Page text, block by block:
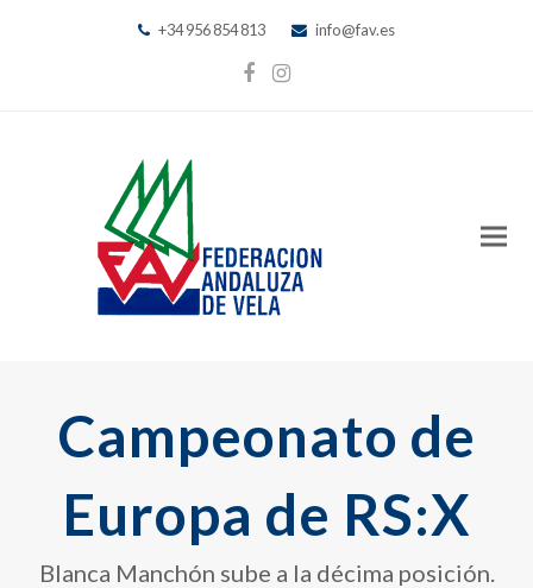
+34 956 854 813 info@fav.es
Facebook
Instagram
Campeonato de
Europa de RS:X
Blanca Manchón sube a la décima posición.